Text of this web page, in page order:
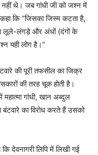
नहीं थे। जब गांधी जी को जश्‍न में
कहा कि “जिसका जिस्‍म कटता है,
लूले-लंगड़े और अंधों (दंगों के
यही लोग है।”
की पूरी तफसील का जिक्र
की तरह चूक होती है।
महात्‍मा गांधी, खान अब्‍दुल
बंटवारे का विरोध करते हैं उसको
देवनागरी लिपि में लिखी गई